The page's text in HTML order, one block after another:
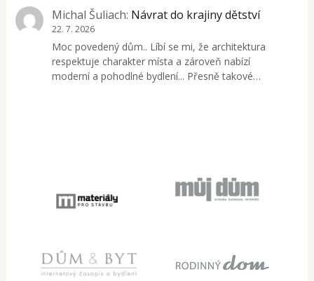
Michal Šuliach: Návrat do krajiny dětství
22. 7. 2026
Moc povedený dům.. Líbí se mi, že architektura
respektuje charakter místa a zároveň nabízí
moderní a pohodlné bydlení... Přesně takové…